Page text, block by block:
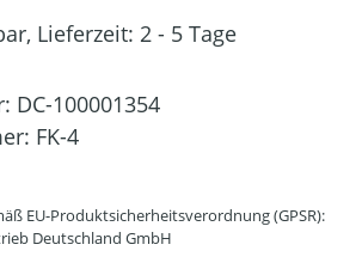
Lieferzeit: 2 - 5 Tage
DC-100001354
FK-4
EU-Produktsicherheitsverordnung (GPSR):
Deutschland GmbH